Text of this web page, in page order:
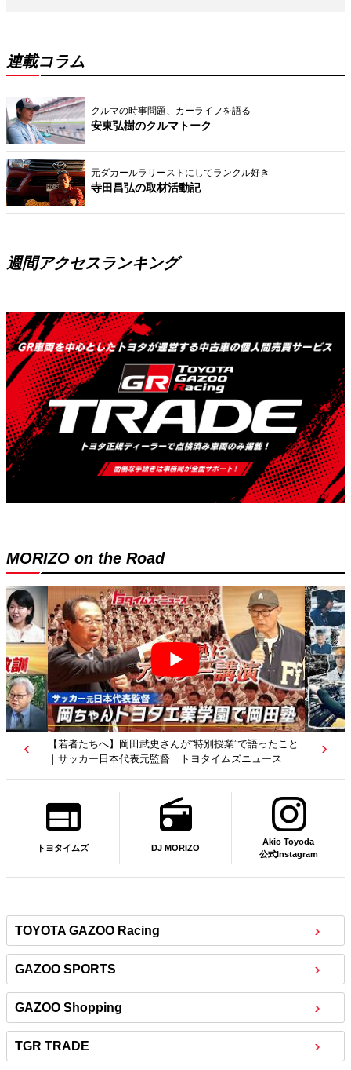
連載コラム
クルマの時事問題、カーライフを語る
安東弘樹のクルマトーク
元ダカールラリーストにしてランクル好き
寺田昌弘の取材活動記
週間アクセスランキング
MORIZO on the Road
【若者たちへ】岡田武史さんが“特別授業”で語ったこと
｜サッカー日本代表元監督｜トヨタイムズニュース
トヨタイムズ DJ MORIZO
Akio Toyoda
公式Instagram
TOYOTA GAZOO Racing
GAZOO SPORTS
GAZOO Shopping
TGR TRADE